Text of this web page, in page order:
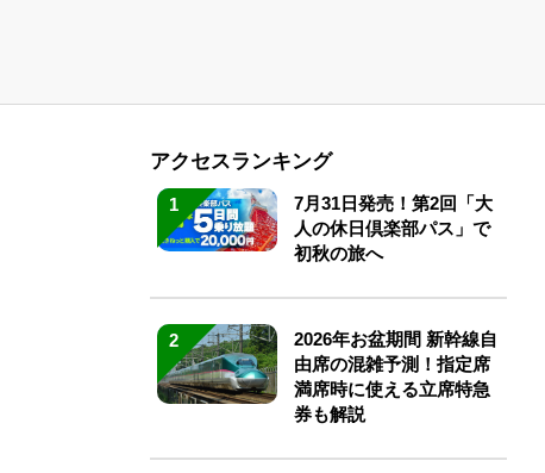
アクセスランキング
1
7月31日発売！第2回「大
人の休日倶楽部パス」で
初秋の旅へ
2
2026年お盆期間 新幹線自
由席の混雑予測！指定席
満席時に使える立席特急
券も解説